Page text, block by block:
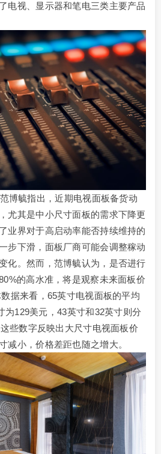
电视、显示器和笔电三类主要产品
博毓指出，近期电视面板备货动
尤其是中小尺寸面板的需求下降更
业界对于高启动率能否持续维持的
步下滑，面板厂商可能会调整稼动
化。然而，范博毓认为，是否进行
的高水准，将是观察未来面板价
据来看，65英寸电视面板的平均
为129美元，43英寸和32英寸则分
些数字反映出大尺寸电视面板价
减小，价格差距也随之增大。